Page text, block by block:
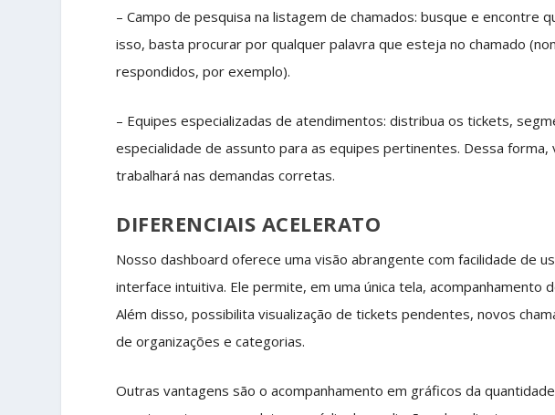
– Campo de pesquisa na listagem de chamados: busque e encontre
isso, basta procurar por qualquer palavra que esteja no chamado
respondidos, por exemplo).
– Equipes especializadas de atendimentos: distribua os tickets,
especialidade de assunto para as equipes pertinentes. Dessa
trabalhará nas demandas corretas.
DIFERENCIAIS ACELERATO
Nosso dashboard oferece uma visão abrangente com facilidade de
interface intuitiva. Ele permite, em uma única tela, acompanhamento
Além disso, possibilita visualização de tickets pendentes, novos
de organizações e categorias.
Outras vantagens são o acompanhamento em gráficos da